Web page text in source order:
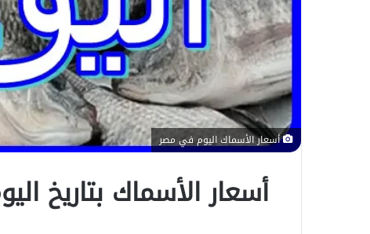
أسعار الأسماك اليوم في مصر
أسعار الأسماك بتاريخ